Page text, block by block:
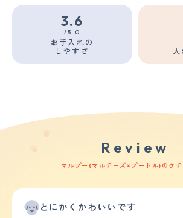
3.6
/5.0
お手入れの
しやすさ
Review
マルプー(マルチーズ×プードル)のク
とにかくかわいいです